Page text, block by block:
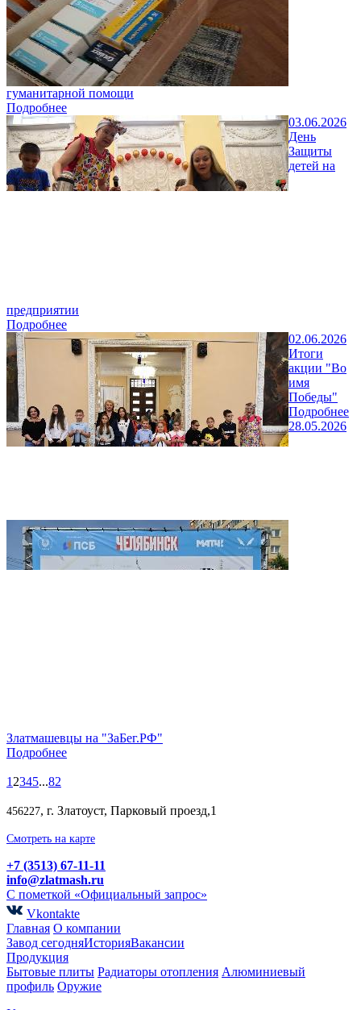
гуманитарной помощи
Подробнее
03.06.2026
День
Защиты
детей на
предприятии
Подробнее
02.06.2026
Итоги
акции "Во
имя
Победы"
Подробнее
28.05.2026
Златмашевцы на "ЗаБег.РФ"
Подробнее
1 2345...82
456227, г. Златоуст, Парковый проезд,1
Смотреть на карте
+7 (3513) 67-11-11
info@zlatmash.ru
С пометкой «Официальный запрос»
Vkontakte
Главная О компании
Завод сегодняИсторияВакансии
Продукция
Бытовые плиты Радиаторы отопления Алюминиевый
профиль Оружие